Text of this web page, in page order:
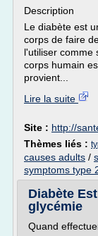
Description
Le diabète est
corps de faire
l'utiliser comme
corps humain
provient...
Lire la suite
Site : http://
Thèmes liés :
causes adults /
symptoms type
Diabète
glycémie
Quand